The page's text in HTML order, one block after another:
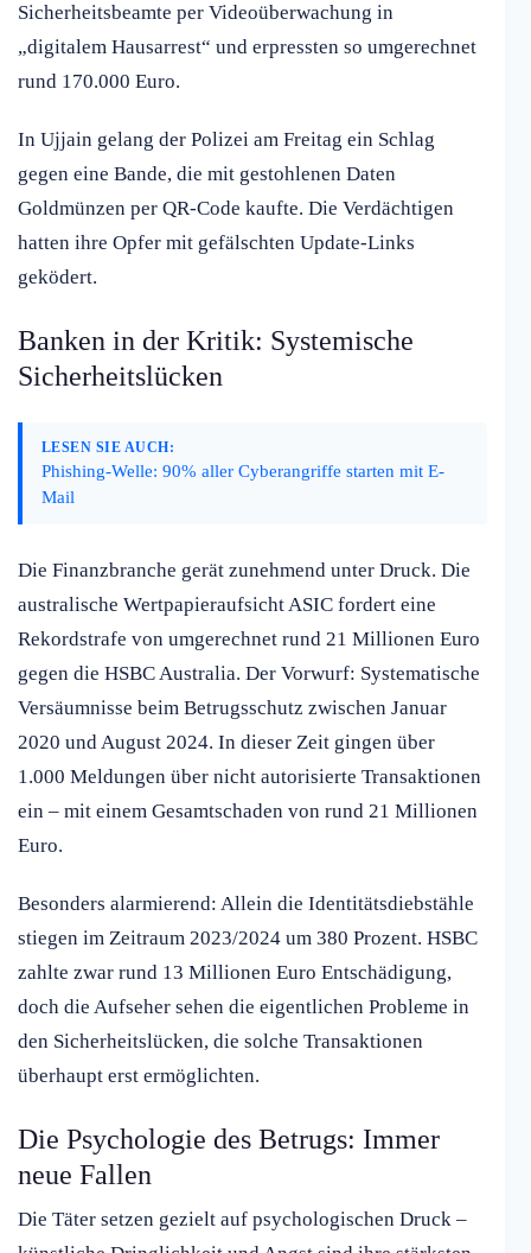
Sicherheitsbeamte per Videoüberwachung in
„digitalem Hausarrest“ und erpressten so umgerechnet
rund 170.000 Euro.
In Ujjain gelang der Polizei am Freitag ein Schlag
gegen eine Bande, die mit gestohlenen Daten
Goldmünzen per QR-Code kaufte. Die Verdächtigen
hatten ihre Opfer mit gefälschten Update-Links
geködert.
Banken in der Kritik: Systemische
Sicherheitslücken
LESEN SIE AUCH:
Phishing-Welle: 90% aller Cyberangriffe starten mit E-
Mail
Die Finanzbranche gerät zunehmend unter Druck. Die
australische Wertpapieraufsicht ASIC fordert eine
Rekordstrafe von umgerechnet rund 21 Millionen Euro
gegen die HSBC Australia. Der Vorwurf: Systematische
Versäumnisse beim Betrugsschutz zwischen Januar
2020 und August 2024. In dieser Zeit gingen über
1.000 Meldungen über nicht autorisierte Transaktionen
ein – mit einem Gesamtschaden von rund 21 Millionen
Euro.
Besonders alarmierend: Allein die Identitätsdiebstähle
stiegen im Zeitraum 2023/2024 um 380 Prozent. HSBC
zahlte zwar rund 13 Millionen Euro Entschädigung,
doch die Aufseher sehen die eigentlichen Probleme in
den Sicherheitslücken, die solche Transaktionen
überhaupt erst ermöglichten.
Die Psychologie des Betrugs: Immer
neue Fallen
Die Täter setzen gezielt auf psychologischen Druck –